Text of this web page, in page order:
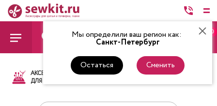
Мы определили ваш регион как:
Санкт-Петербург
Остаться Сменить
0
АКСЕССУАРЫ
ДЛЯ ШИТЬЯ
ТКАНИ НИТКИ